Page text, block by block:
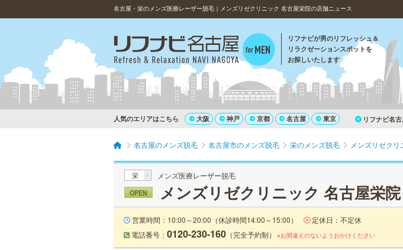
名古屋・栄のメンズ医療レーザー脱毛｜メンズリゼクリニック 名古屋栄院の店舗ニュース
リフナビが男のリフレッシュ＆
リラクゼーションスポットを
お探しいたします
人気のエリアはこちら 大阪 神戸 京都 名古屋 東京 リフナビ名
名古屋のメンズ脱毛 名古屋市のメンズ脱毛 栄のメンズ脱毛 メンズリゼク
栄 メンズ医療レーザー脱毛
OPEN メンズリゼクリニック 名古屋栄院
営業時間：10:00～20:00（休診時間14:00～15:00）
定休日：不定休
電話番号： 0120-230-160 （完全予約制） ※お間違えのないようおかけください